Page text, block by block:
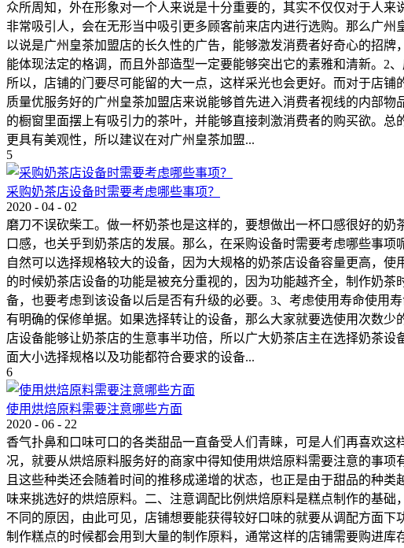
众所周知，外在形象对一个人来说是十分重要的，其实不仅仅对于人
非常吸引人，会在无形当中吸引更多顾客前来店内进行选购。那么广
以说是广州皇茶加盟店的长久性的广告，能够激发消费者好奇心的招
能体现法定的格调，而且外部造型一定要能够突出它的素雅和清新。2
所以，店铺的门要尽可能留的大一点，这样采光也会更好。而对于店
质量优服务好的广州皇茶加盟店来说能够首先进入消费者视线的内部
的橱窗里面摆上有吸引力的茶叶，并能够直接刺激消费者的购买欲。
更具有美观性，所以建议在对广州皇茶加盟...
5
采购奶茶店设备时需要考虑哪些事项？
2020 - 04 - 02
磨刀不误砍柴工。做一杯奶茶也是这样的，要想做出一杯口感很好的
口感，也关乎到奶茶店的发展。那么，在采购设备时需要考虑哪些事
自然可以选择规格较大的设备，因为大规格的奶茶店设备容量更高，
的时候奶茶店设备的功能是被充分重视的，因为功能越齐全，制作奶
备，也要考虑到该设备以后是否有升级的必要。3、考虑使用寿命使用
有明确的保修单据。如果选择转让的设备，那么大家就要选使用次数
店设备能够让奶茶店的生意事半功倍，所以广大奶茶店主在选择奶茶
面大小选择规格以及功能都符合要求的设备...
6
使用烘焙原料需要注意哪些方面
2020 - 06 - 22
香气扑鼻和口味可口的各类甜品一直备受人们青睐，可是人们再喜欢
况，就要从烘焙原料服务好的商家中得知使用烘焙原料需要注意的事
且这些种类还会随着时间的推移成递增的状态，也正是由于甜品的种
味来挑选好的烘焙原料。二、注意调配比例烘焙原料是糕点制作的基
不同的原因，由此可见，店铺想要能获得较好口味的就要从调配方面
制作糕点的时候都会用到大量的制作原料，通常这样的店铺需要购进